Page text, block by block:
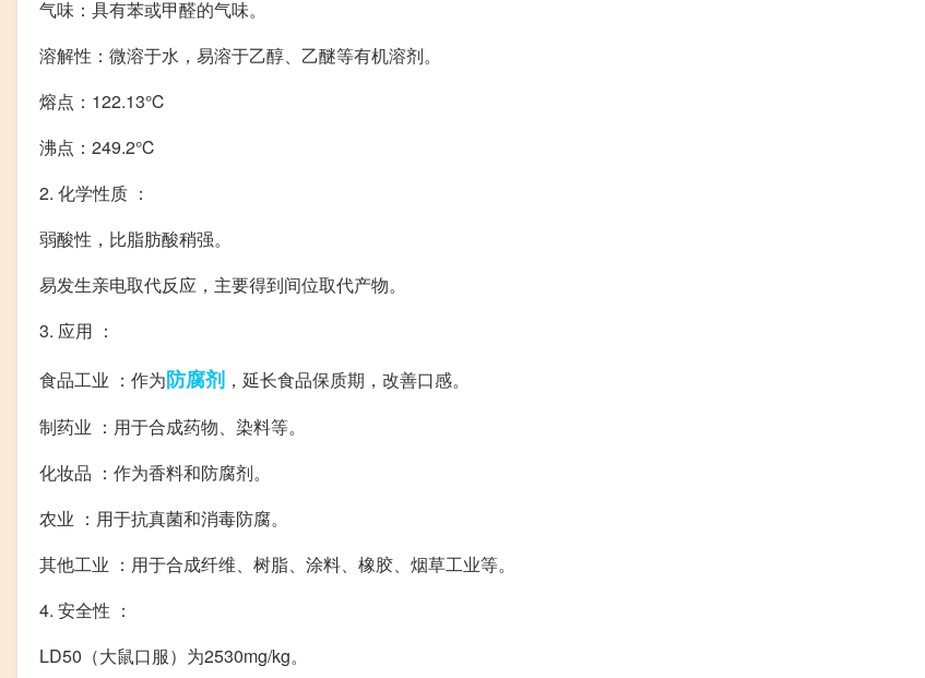
气味：具有苯或甲醛的气味。
溶解性：微溶于水，易溶于乙醇、乙醚等有机溶剂。
熔点：122.13℃
沸点：249.2℃
2. 化学性质 ：
弱酸性，比脂肪酸稍强。
易发生亲电取代反应，主要得到间位取代产物。
3. 应用 ：
食品工业 ：作为防腐剂 ，延长食品保质期，改善口感。
制药业 ：用于合成药物、染料等。
化妆品 ：作为香料和防腐剂。
农业 ：用于抗真菌和消毒防腐。
其他工业 ：用于合成纤维、树脂、涂料、橡胶、烟草工业等。
4. 安全性 ：
LD50（大鼠口服）为2530mg/kg。